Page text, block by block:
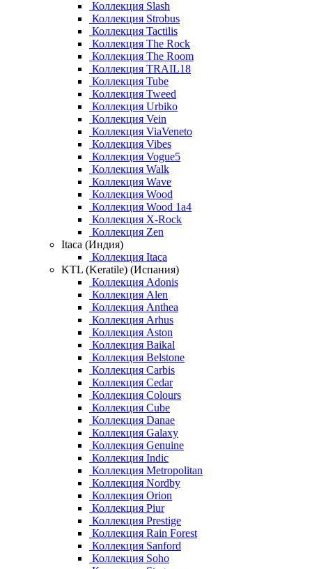
Коллекция Slash
Коллекция Strobus
Коллекция Tactilis
Коллекция The Rock
Коллекция The Room
Коллекция TRAIL18
Коллекция Tube
Коллекция Tweed
Коллекция Urbiko
Коллекция Vein
Коллекция ViaVeneto
Коллекция Vibes
Коллекция Vogue5
Коллекция Walk
Коллекция Wave
Коллекция Wood
Коллекция Wood 1a4
Коллекция X-Rock
Коллекция Zen
Itaca (Индия)
Коллекция Itaca
KTL (Keratile) (Испания)
Коллекция Adonis
Коллекция Alen
Коллекция Anthea
Коллекция Arhus
Коллекция Aston
Коллекция Baikal
Коллекция Belstone
Коллекция Carbis
Коллекция Cedar
Коллекция Colours
Коллекция Cube
Коллекция Danae
Коллекция Galaxy
Коллекция Genuine
Коллекция Indic
Коллекция Metropolitan
Коллекция Nordby
Коллекция Orion
Коллекция Piur
Коллекция Prestige
Коллекция Rain Forest
Коллекция Sanford
Коллекция Soho